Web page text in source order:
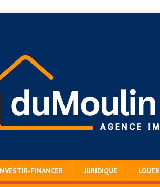
FINANCER JURIDIQUE LOUER